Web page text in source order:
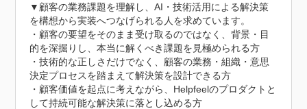
▼顧客の業務課題を理解し、AI・技術活用による解決策
を構想から実装へつなげられる人を求めています。
・顧客の要望をそのまま受け取るのではなく、背景・目
的を深掘りし、本当に解くべき課題を見極められる方
・技術的な正しさだけでなく、顧客の業務・組織・意思
決定プロセスを踏まえて解決策を設計できる方
・顧客価値を起点に考えながら、Helpfeelのプロダクトと
して持続可能な解決策に落とし込める方